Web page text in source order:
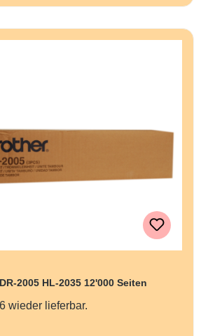
2005 HL-2035 12'000 Seiten
wieder lieferbar.